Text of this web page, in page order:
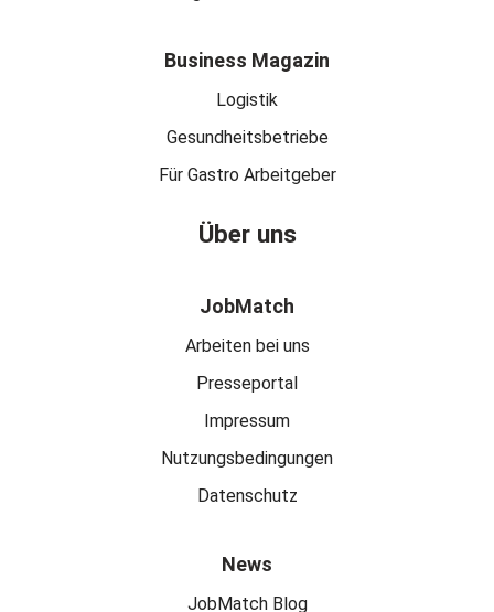
Business Magazin
Logistik
Gesundheitsbetriebe
Für Gastro Arbeitgeber
Über uns
JobMatch
Arbeiten bei uns
Presseportal
Impressum
Nutzungsbedingungen
Datenschutz
News
JobMatch Blog